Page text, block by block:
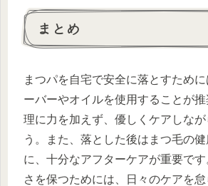
まとめ
まつパを自宅で安全に落とすため
ーバーやオイルを使用することが
理に力を加えず、優しくケアしなが
う。また、落とした後はまつ毛の
に、十分なアフターケアが重要で
さを保つためには、日々のケアを怠